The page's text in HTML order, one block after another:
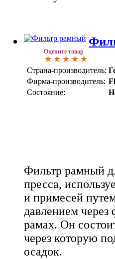
Оцените товар
Страна-производитель:
Фирма-производитель:
Состояние:
Фильтр рамный
пресса,
и примесей
давлением
рамах. Он
через которую
осадок.